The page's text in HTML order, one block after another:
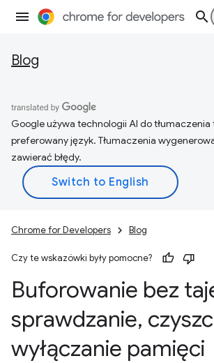
Blog
Google używa technologii AI do tłumaczenia
preferowany język. Tłumaczenia
zawierać błędy.
Chrome for Developers Blog
Czy te wskazówki były pomocne?
Buforowanie bez
sprawdzanie,
wyłączanie pamięci